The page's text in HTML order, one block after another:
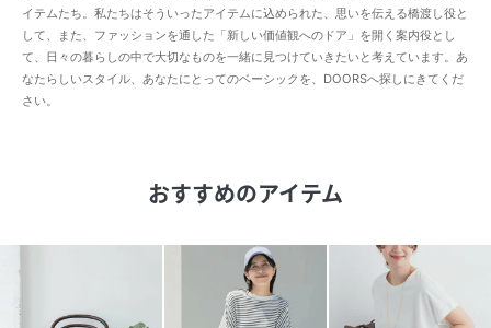
イテムたち。私たちはそういったアイテムに込められた、思いを伝える橋渡し役と
して、また、ファッションを通した「新しい価値観へのドア」を開く案内役とし
て、日々の暮らしの中で大切なものを一緒に見つけていきたいと考えています。あ
なたらしいスタイル、あなたにとってのベーシックを、DOORSへ探しにきてくだ
さい。
おすすめのアイテム